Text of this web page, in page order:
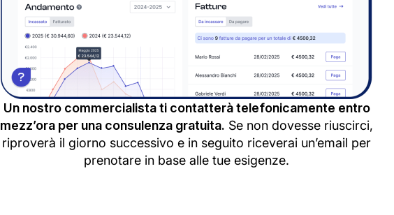
Un nostro commercialista ti contatterà telefonicamente entro
mezz’ora per una consulenza gratuita. Se non dovesse riuscirci,
riproverà il giorno successivo e in seguito riceverai un’email per
prenotare in base alle tue esigenze.